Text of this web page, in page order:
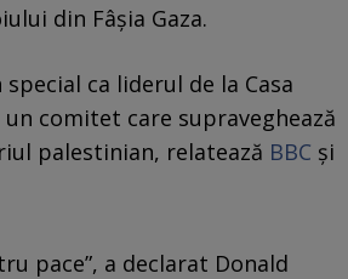
din Fâșia Gaza.
ca liderul de la Casa
comitet care supraveghează
palestinian, relatează BBC și
pace”, a declarat Donald